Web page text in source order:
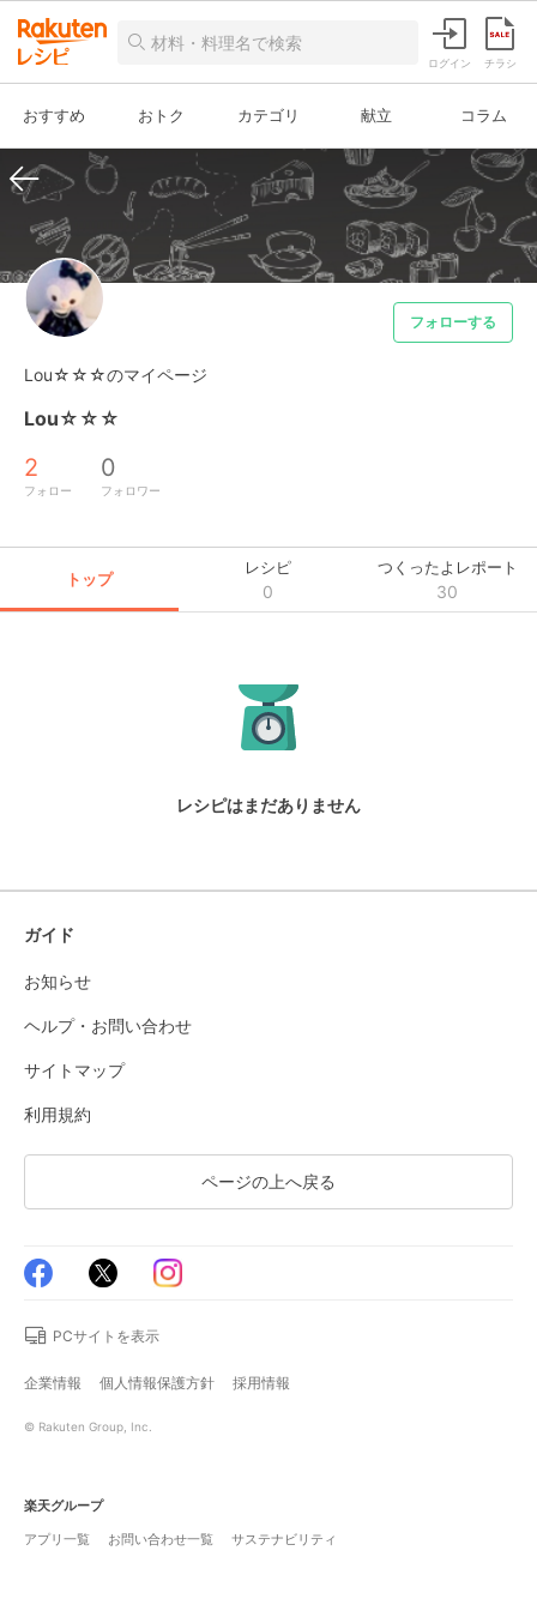
ログイン チラシ
おすすめ おトク カテゴリ 献立 コラム
フォローする
Lou☆☆☆のマイページ
Lou☆☆☆
2
フォロー
0
フォロワー
トップ
レシピ
0
つくったよレポート
30
レシピはまだありません
ガイド
お知らせ
ヘルプ・お問い合わせ
サイトマップ
利用規約
ページの上へ戻る
PCサイトを表示
企業情報 個人情報保護方針 採用情報
© Rakuten Group, Inc.
楽天グループ
アプリ一覧
お問い合わせ一覧 サステナビリティ